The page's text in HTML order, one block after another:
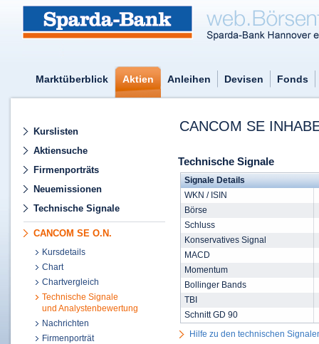
Marktüberblick Aktien Anleihen Devisen Fonds
Kurslisten
Aktiensuche
Firmenporträts
Neuemissionen
Technische Signale
CANCOM SE O.N.
Kursdetails
Chart
Chartvergleich
Technische Signale
und Analystenbewertung
Nachrichten
Firmenporträt
CANCOM SE
Technische Signale
Signale Details
WKN / ISIN
Börse
Schluss
Konservatives Signal
MACD
Momentum
Bollinger Bands
TBI
Schnitt GD 90
Hilfe zu den technischen